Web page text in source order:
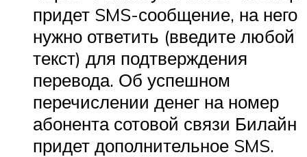
придет SMS-сообщение, на него
нужно ответить (введите любой
текст) для подтверждения
перевода. Об успешном
перечислении денег на номер
абонента сотовой связи Билайн
придет дополнительное SMS.